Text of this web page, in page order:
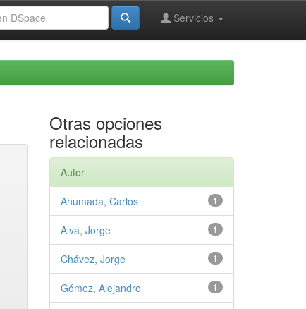
Servicios
Otras opciones
relacionadas
Autor
1
Ahumada, Carlos
1
Alva, Jorge
1
Chávez, Jorge
1
Gómez, Alejandro